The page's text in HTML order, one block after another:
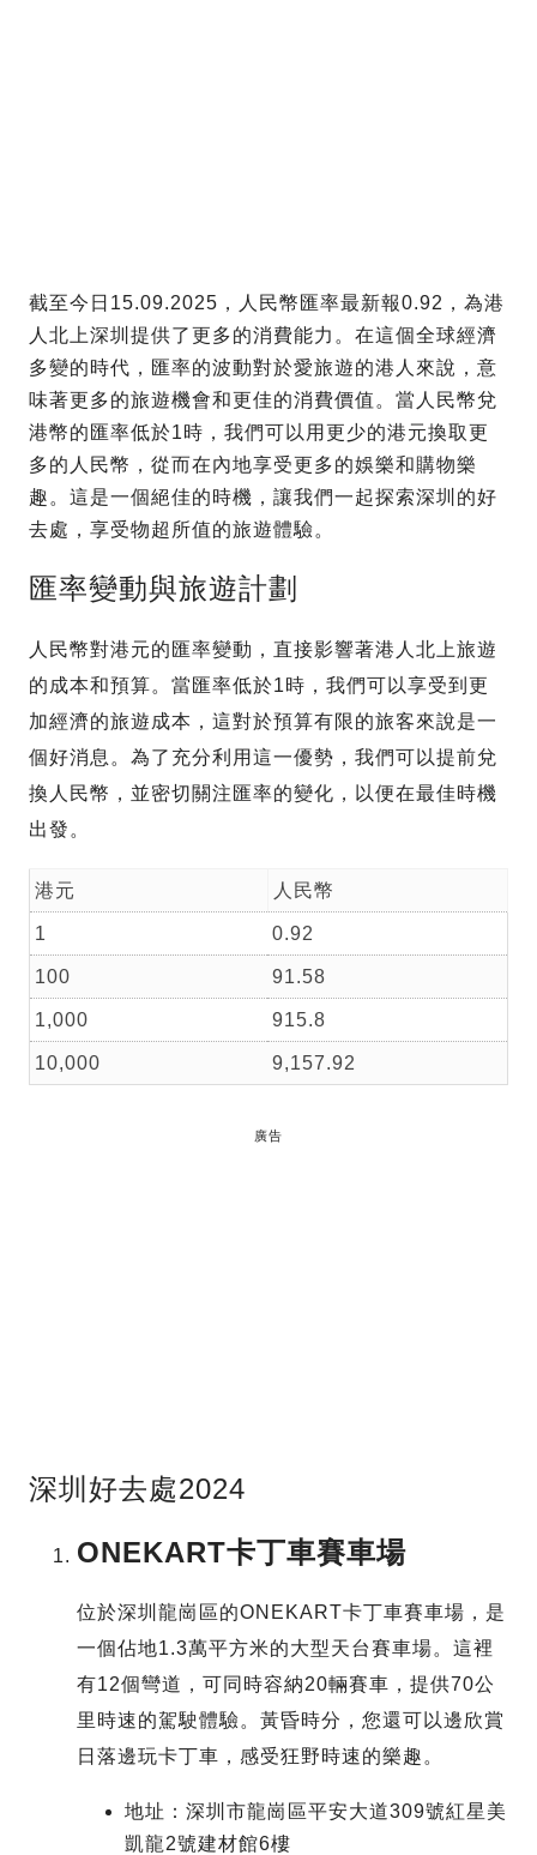
截至今日15.09.2025，人民幣匯率最新報0.92，為港
人北上深圳提供了更多的消費能力。在這個全球經濟
多變的時代，匯率的波動對於愛旅遊的港人來說，意
味著更多的旅遊機會和更佳的消費價值。當人民幣兌
港幣的匯率低於1時，我們可以用更少的港元換取更
多的人民幣，從而在內地享受更多的娛樂和購物樂
趣。這是一個絕佳的時機，讓我們一起探索深圳的好
去處，享受物超所值的旅遊體驗。
匯率變動與旅遊計劃
人民幣對港元的匯率變動，直接影響著港人北上旅遊
的成本和預算。當匯率低於1時，我們可以享受到更
加經濟的旅遊成本，這對於預算有限的旅客來說是一
個好消息。為了充分利用這一優勢，我們可以提前兌
換人民幣，並密切關注匯率的變化，以便在最佳時機
出發。
港元 人民幣
1 0.92
100 91.58
1,000 915.8
10,000 9,157.92
廣告
深圳好去處2024
ONEKART卡丁車賽車場
位於深圳龍崗區的ONEKART卡丁車賽車場，是
一個佔地1.3萬平方米的大型天台賽車場。這裡
有12個彎道，可同時容納20輛賽車，提供70公
里時速的駕駛體驗。黃昏時分，您還可以邊欣賞
日落邊玩卡丁車，感受狂野時速的樂趣。
地址：深圳市龍崗區平安大道309號紅星美
凱龍2號建材館6樓